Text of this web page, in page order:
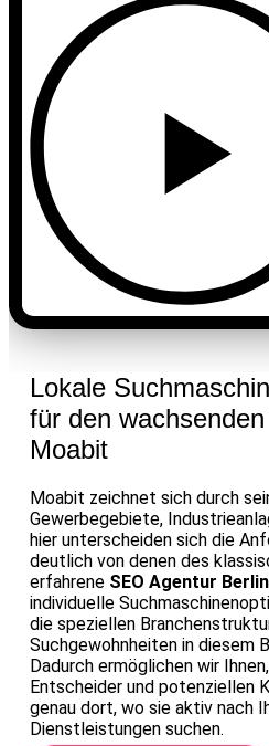
Lokale
für den
Moabit
Moabit zeichnet sich durch
Gewerbegebiete,
hier unterscheiden sich die
deutlich von denen des
erfahrene SEO Agentur Berlin
individuelle
die speziellen
Suchgewohnheiten in diesem
Dadurch ermöglichen wir
Entscheider und potenziellen
genau dort, wo sie aktiv nach
Dienstleistungen suchen.